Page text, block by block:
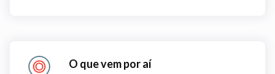
O que vem por aí